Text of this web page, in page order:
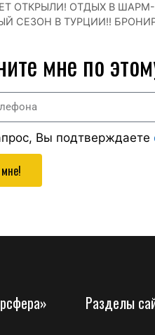
ОТКРЫЛИ! ОТДЫХ В ШАРМ-
СЕЗОН В ТУРЦИИ!!
мне по
Вы подтверждаете
Разделы